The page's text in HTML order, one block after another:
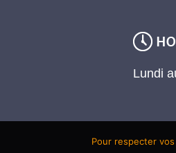
Lundi
Pour respecter